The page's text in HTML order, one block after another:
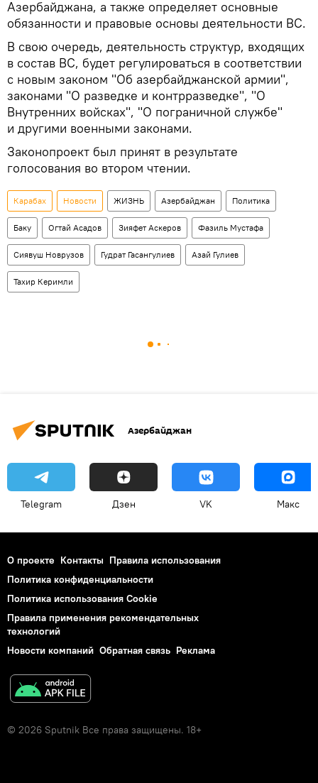
Азербайджана, а также определяет основные
обязанности и правовые основы деятельности ВС.
В свою очередь, деятельность структур, входящих
в состав ВС, будет регулироваться в соответствии
с новым законом "Об азербайджанской армии",
законами "О разведке и контрразведке", "О
Внутренних войсках", "О пограничной службе"
и другими военными законами.
Законопроект был принят в результате
голосования во втором чтении.
Карабах Новости ЖИЗНЬ Азербайджан Политика
Баку Огтай Асадов Зияфет Аскеров Фазиль Мустафа
Сиявуш Новрузов Гудрат Гасангулиев Азай Гулиев
Тахир Керимли
Азербайджан
Telegram Дзен VK Макс
О проекте Контакты Правила использования
Политика конфиденциальности
Политика использования Cookie
Правила применения рекомендательных
технологий
Новости компаний Обратная связь Реклама
© 2026 Sputnik Все права защищены. 18+